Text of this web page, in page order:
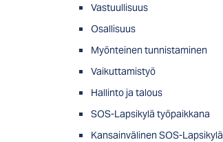
Vastuullisuus
Osallisuus
Myön­tei­nen tun­nis­ta­minen
Vaikuttamistyö
Hallinto ja talous
SOS-Lapsikylä työpaikkana
Kansainvälinen SOS-Lapsikylä